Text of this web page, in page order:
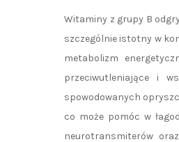
Witaminy z grupy B
szczególnie istotny w
metabolizm
przeciwutleniające i
spowodowanych
co może pomóc w
neurotransmiterów